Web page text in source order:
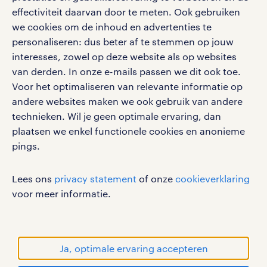
effectiviteit daarvan door te meten. Ook gebruiken
we cookies om de inhoud en advertenties te
personaliseren: dus beter af te stemmen op jouw
interesses, zowel op deze website als op websites
van derden. In onze e-mails passen we dit ook toe.
Voor het optimaliseren van relevante informatie op
andere websites maken we ook gebruik van andere
technieken. Wil je geen optimale ervaring, dan
plaatsen we enkel functionele cookies en anonieme
pings.
Lees ons privacy statement of onze cookieverklaring
voor meer informatie.
Ja, optimale ervaring accepteren
Volg ons voor de leukste content omtrent
vacatures, solliciteren en inspiratie.
werken bij randstad
gebruikersvoorwaarden
privacystatement
cookies
handelsmerken van Randstad N.V.